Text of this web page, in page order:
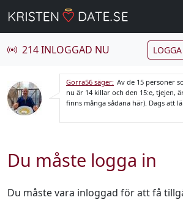
214 INLOGGAD NU
Gorra56 säger: Av de 15 personer
nu är 14 killar och den 15:e, tjejen,
finns många sådana här). Dags att
Du måste logga in
Du måste vara inloggad för att få